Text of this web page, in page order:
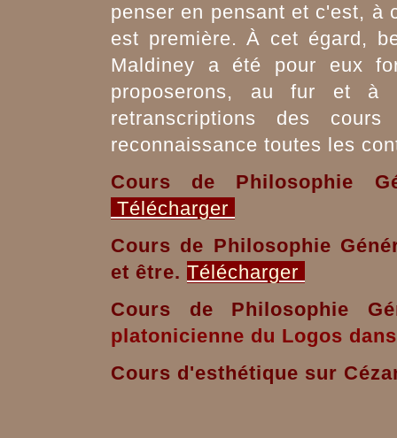
penser en pensant et c'est, à
est première. À cet égard,
Maldiney a été pour eux
proposerons, au fur et à
retranscriptions des
reconnaissance toutes les
Cours de Philosophie
Télécharger
Cours de Philosophie
et être. Télécharger
Cours de Philosophie
platonicienne du Logos
Cours d'esthétique sur